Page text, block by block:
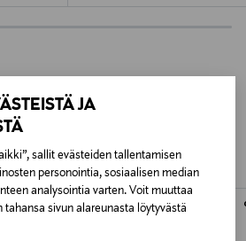
JA
sallit evästeiden tallentamisen
personointia, sosiaalisen median
analysointia varten. Voit muuttaa
sivun alareunasta löytyvästä
Bietigheim-Bissingen,